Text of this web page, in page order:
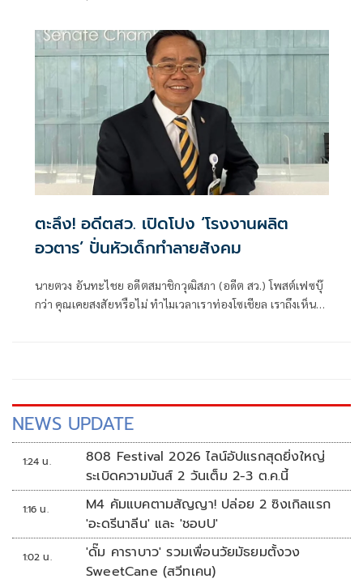
ตะลึง! อดีตสว. เปิดโปง ‘โรงงานผลิต
อวตาร’ ปั่นหัวเด็กทำลายสังคม
นายตวง อันทะไชย อดีตสมาชิกวุฒิสภา (อดีต สว.) โพสต์เฟซบุ๊
กว่า คุณเคยสงสัยหรือไม่ ทำไมเวลาเราท่องโซเชียล เราถึงเห็น
NEWS UPDATE
1:24 น.
808 Festival 2026 ไลน์อัปแรกสุดยิ่งใหญ่
ระเบิดความมันส์ 2 วันเต็ม 2-3 ต.ค.นี้
1:16 น.
M4 คัมแบคตามสัญญา! ปล่อย 2 ซิงเกิลแรก
'อะดรีนาลีน' และ 'ชอบU'
1:02 น.
'ดั๊ม คาราบาว' รวมเพื่อนวัยมัธยมตั้งวง
SweetCane (สวีทเคน)